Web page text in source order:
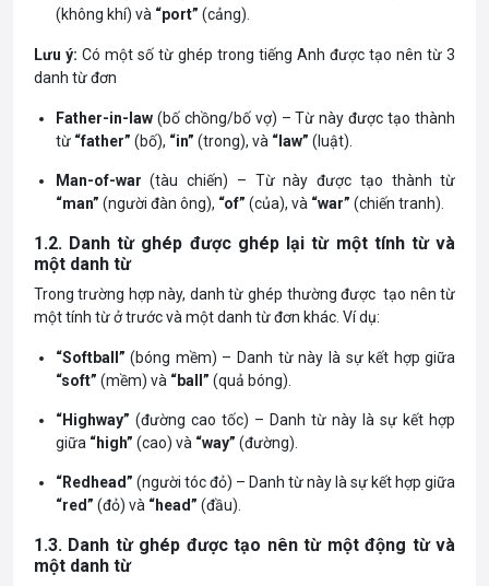
(không khí) và “port” (cảng).
Lưu ý: Có một số từ ghép trong tiếng Anh được tạo nên từ 3
danh từ đơn
Father-in-law(bố chồng/bố vợ) – Từ này được tạo thành
từ “father” (bố), “in” (trong), và “law” (luật).
Man-of-war (tàu chiến) – Từ này được tạo thành từ
“man” (người đàn ông), “of” (của), và “war” (chiến tranh).
1.2. Danh từ ghép được ghép lại từ một tính từ và
một danh từ
Trong trường hợp này, danh từ ghép thường được tạo nên từ
một tính từ ở trước và một danh từ đơn khác. Ví dụ:
“Softball” (bóng mềm) – Danh từ này là sự kết hợp giữa
“soft” (mềm) và “ball” (quả bóng).
“Highway” (đường cao tốc) – Danh từ này là sự kết hợp
giữa “high” (cao) và “way” (đường).
“Redhead” (người tóc đỏ) – Danh từ này là sự kết hợp giữa
“red” (đỏ) và “head” (đầu).
1.3. Danh từ ghép được tạo nên từ một động từ và
một danh từ